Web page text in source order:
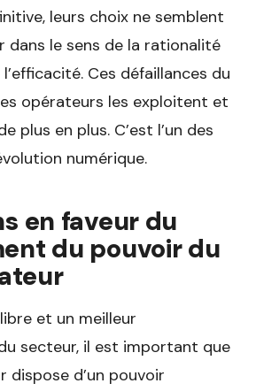
leurs choix ne semblent
dans le sens de la rationalité
Ces défaillances du
opérateurs les exploitent et
plus en plus. C’est l’un des
numérique.
en faveur du
du pouvoir du
et un meilleur
secteur, il est important que
dispose d’un pouvoir